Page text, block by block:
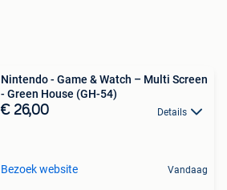
Nintendo - Game & Watch – Multi Screen
- Green House (GH-54)
€ 26,00 Details
Bezoek website Vandaag